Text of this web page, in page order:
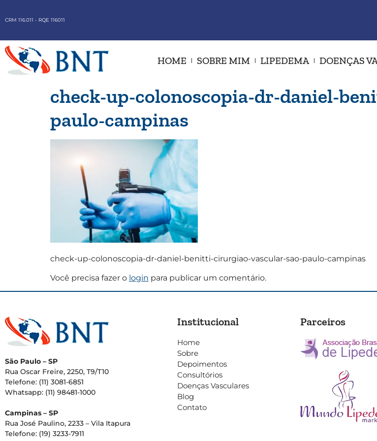
CRM 116.011 - RQE 116011
HOME SOBRE MIM LIPEDEMA DOENÇAS
check-up-colonoscopia-dr-daniel-
paulo-campinas
check-up-colonoscopia-dr-daniel-benitti-cirurgiao-vascular-sao-paulo-campinas
Você precisa fazer o login para publicar um comentário.
São Paulo – SP
Rua Oscar Freire, 2250, T9/T10
Telefone: (11) 3081-6851
Whatsapp: (11) 98481-1000
Campinas – SP
Rua José Paulino, 2233 – Vila Itapura
Telefone: (19) 3233-7911
Institucional
Home
Sobre
Depoimentos
Consultórios
Doenças Vasculares
Blog
Contato
Parceiros